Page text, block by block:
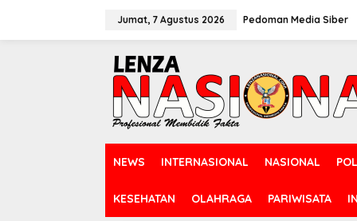
Jumat, 7 Agustus 2026 Pedoman Media Siber
NEWS INTERNASIONAL NASIONAL
KESEHATAN OLAHRAGA PARIWISATA